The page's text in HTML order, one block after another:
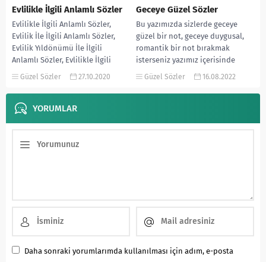
Evlilikle İlgili Anlamlı Sözler
Evlilikle İlgili Anlamlı Sözler,
Evlilik İle İlgili Anlamlı Sözler,
Evlilik Yıldönümü İle İlgili
Anlamlı Sözler, Evlilikle İlgili
Güzel Anlamlı Sözler,...
Güzel Sözler 27.10.2020
Geceye Güzel Sözler
Bu yazımızda sizlerde geceye
güzel bir not, geceye duygusal,
romantik bir not bırakmak
isterseniz yazımız içerisinde
Mevlana’nın gece ile ilgili...
Güzel Sözler 16.08.2022
YORUMLAR
Daha sonraki yorumlarımda kullanılması için adım, e-posta